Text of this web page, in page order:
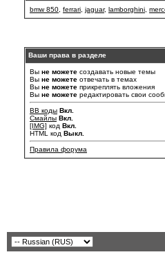
bmw 850 ferrari jaguar, lamborghini
Ваши права в разделе
Вы не можете создавать новые темы
Вы не можете отвечать в темах
Вы не можете прикреплять вложения
Вы не можете редактировать свои
BB коды Вкл.
Смайлы Вкл.
[IMG] код Вкл.
HTML код Выкл.
Правила форума